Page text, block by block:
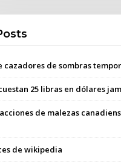
cazadores de sombras
25 libras en dólares
de malezas
de wikipedia